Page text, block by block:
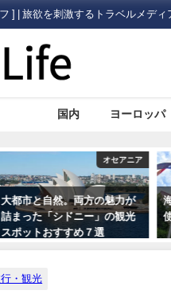
] | 旅欲を刺激するトラベルメディ
国内 ヨーロッパ
の魅力が
の観光
選
海外旅行で助ける日
使館・総領事館」に
・観光